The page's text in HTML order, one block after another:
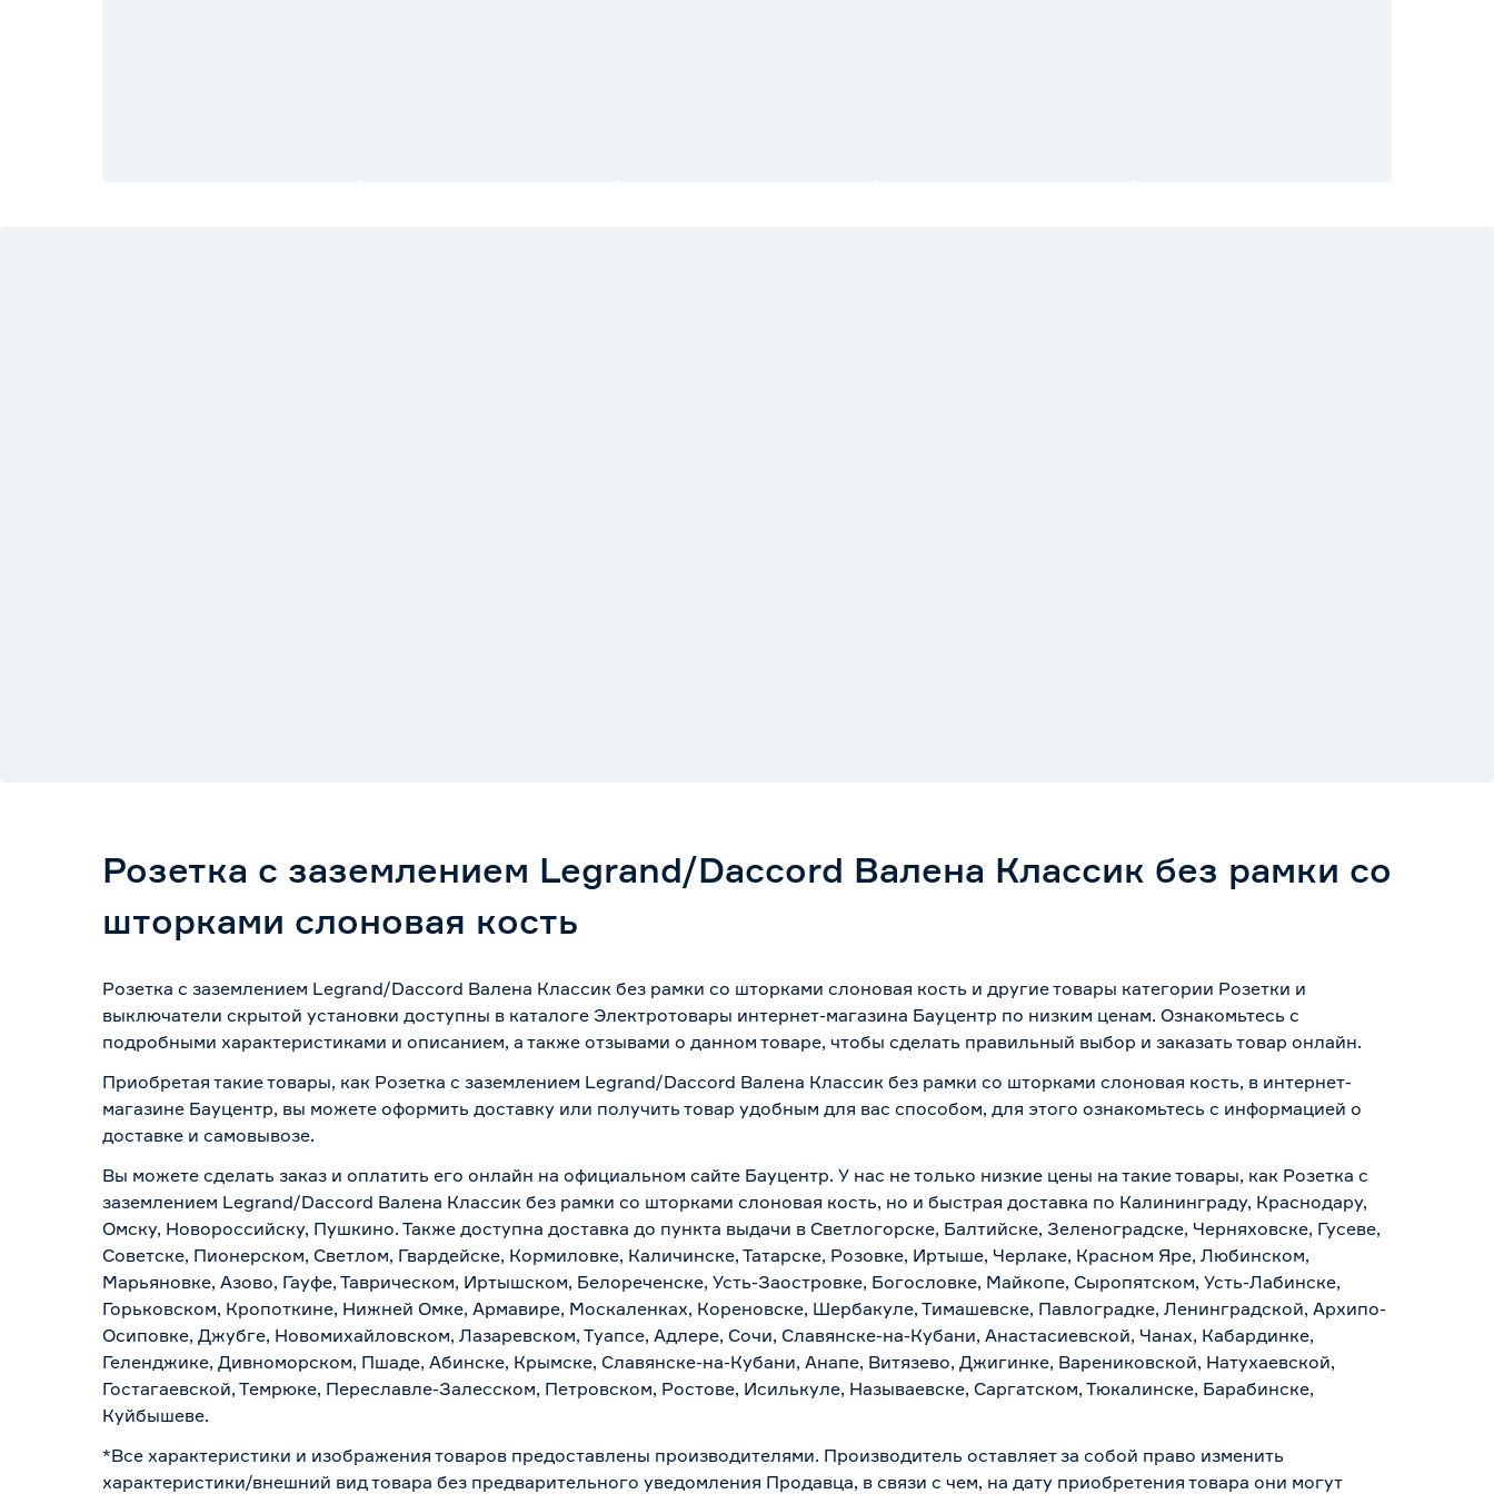
Розетка с заземлением Legrand/Daccord Валена Классик без рамки со
шторками слоновая кость
Розетка с заземлением Legrand/Daccord Валена Классик без рамки со шторками слоновая кость и другие товары категории Розетки и
выключатели скрытой установки доступны в каталоге Электротовары интернет-магазина Бауцентр по низким ценам. Ознакомьтесь с
подробными характеристиками и описанием, а также отзывами о данном товаре, чтобы сделать правильный выбор и заказать товар онлайн.
Приобретая такие товары, как Розетка с заземлением Legrand/Daccord Валена Классик без рамки со шторками слоновая кость, в интернет-
магазине Бауцентр, вы можете оформить доставку или получить товар удобным для вас способом, для этого ознакомьтесь с информацией о
доставке и самовывозе.
Вы можете сделать заказ и оплатить его онлайн на официальном сайте Бауцентр. У нас не только низкие цены на такие товары, как Розетка с
заземлением Legrand/Daccord Валена Классик без рамки со шторками слоновая кость, но и быстрая доставка по Калининграду, Краснодару,
Омску, Новороссийску, Пушкино. Также доступна доставка до пункта выдачи в Светлогорске, Балтийске, Зеленоградске, Черняховске, Гусеве,
Советске, Пионерском, Светлом, Гвардейске, Кормиловке, Каличинске, Татарске, Розовке, Иртыше, Черлаке, Красном Яре, Любинском,
Марьяновке, Азово, Гауфе, Таврическом, Иртышском, Белореченске, Усть-Заостровке, Богословке, Майкопе, Сыропятском, Усть-Лабинске,
Горьковском, Кропоткине, Нижней Омке, Армавире, Москаленках, Кореновске, Шербакуле, Тимашевске, Павлоградке, Ленинградской, Архипо-
Осиповке, Джубге, Новомихайловском, Лазаревском, Туапсе, Адлере, Сочи, Славянске-на-Кубани, Анастасиевской, Чанах, Кабардинке,
Геленджике, Дивноморском, Пшаде, Абинске, Крымске, Славянске-на-Кубани, Анапе, Витязево, Джигинке, Варениковской, Натухаевской,
Гостагаевской, Темрюке, Переславле-Залесском, Петровском, Ростове, Исилькуле, Называевске, Саргатском, Тюкалинске, Барабинске,
Куйбышеве.
*Все характеристики и изображения товаров предоставлены производителями. Производитель оставляет за собой право изменить
характеристики/внешний вид товара без предварительного уведомления Продавца, в связи с чем, на дату приобретения товара они могут